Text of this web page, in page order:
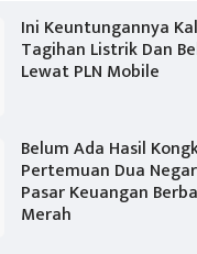
Ini Keuntungannya
Tagihan Listrik Dan
Lewat PLN Mobile
Belum Ada Hasil
Pertemuan Dua
Pasar Keuangan
Merah